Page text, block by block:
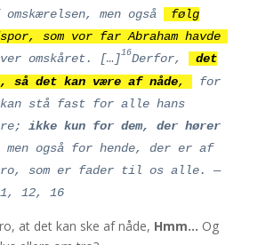
men også
følg
som vor far Abraham havde
omskåret. […]16Derfor,
det
så det kan være af nåde,
for
stå fast for alle hans
ikke kun for dem, der hører
også for hende, der er af
tro, som er fader til os alle. —
12, 16
at det kan ske af nåde, Hmm… Og